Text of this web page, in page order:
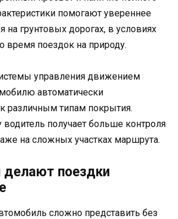
помогают увереннее
на грунтовых дорогах, в условиях
время поездок на природу.
управления движением
автоматически
различным типам покрытия.
водитель получает больше контроля
на сложных участках маршрута.
делают поездки
сложно представить без